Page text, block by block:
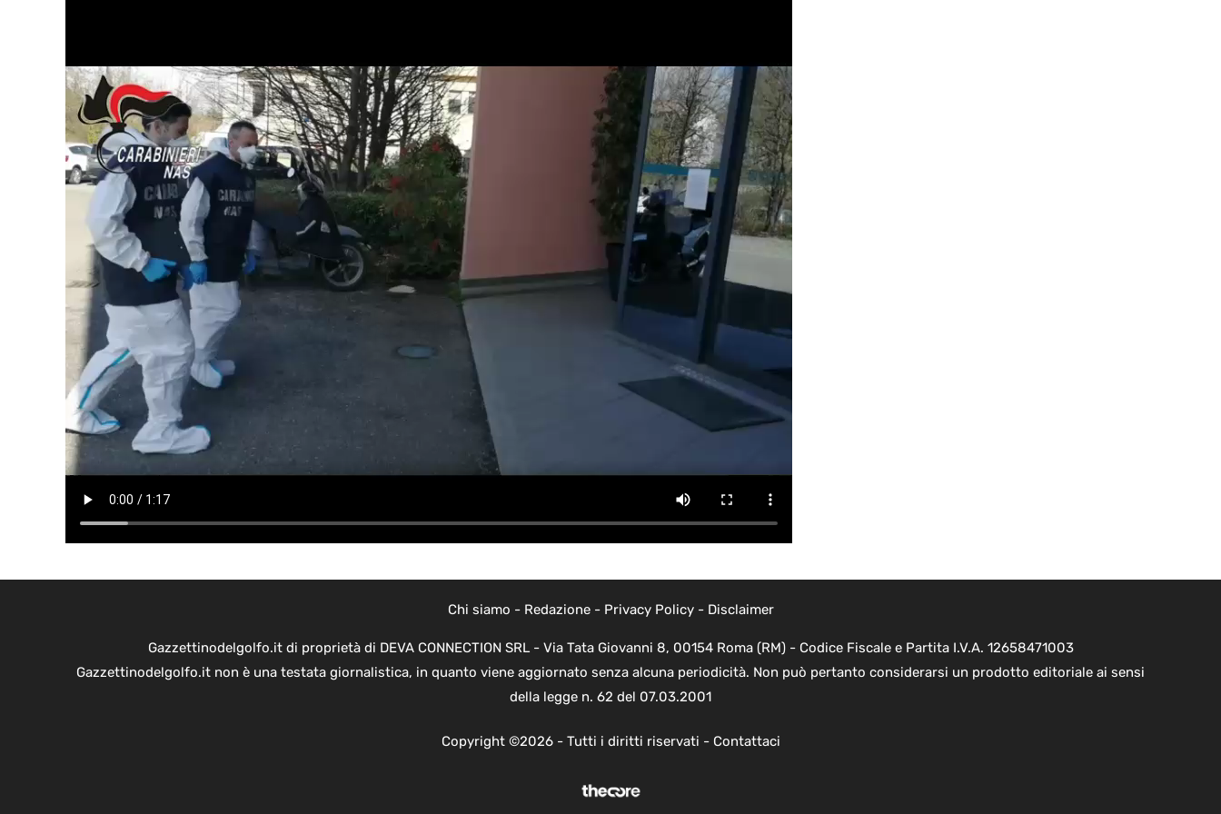
Chi siamo - Redazione- Privacy Policy- Disclaimer
Gazzettinodelgolfo.it di proprietà di DEVA CONNECTION SRL - Via Tata Giovanni 8, 00154 Roma (RM) - Codice Fiscale e Partita I.V.A. 12658471003
Gazzettinodelgolfo.it non è una testata giornalistica, in quanto viene aggiornato senza alcuna periodicità. Non può pertanto considerarsi un prodotto editoriale ai sensi
della legge n. 62 del 07.03.2001
Copyright ©2026 - Tutti i diritti riservati - Contattaci